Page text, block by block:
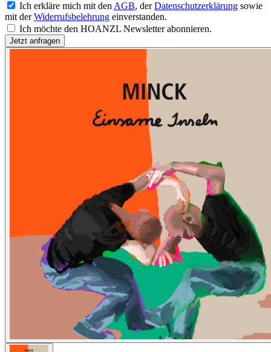
Ich erkläre mich mit den AGB, derDatenschutzerklärung sowie
mit derWiderrufsbelehrung einverstanden.
Ich möchte den HOANZL Newsletter abonnieren.